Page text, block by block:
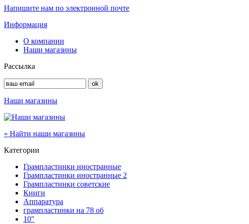
Напишите нам по электронной почте
Информация
О компании
Наши магазины
Рассылка
Наши магазины
» Найти наши магазины
Категории
Грампластинки иностранные
Грампластинки иностранные 2
Грампластинки советские
Книги
Аппаратура
грампластинки на 78 об
10"